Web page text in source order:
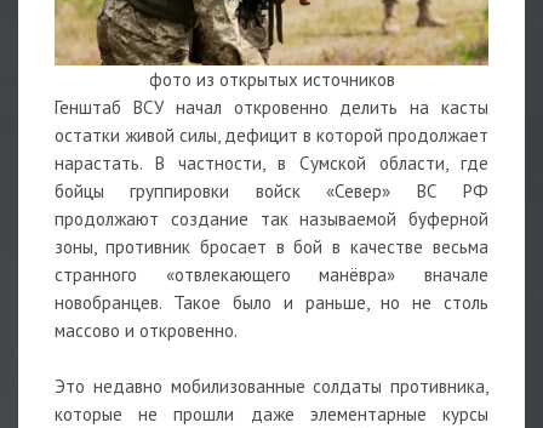
фото из открытых источников
Генштаб ВСУ начал откровенно делить на касты
остатки живой силы, дефицит в которой продолжает
нарастать. В частности, в Сумской области, где
бойцы группировки войск «Север» ВС РФ
продолжают создание так называемой буферной
зоны, противник бросает в бой в качестве весьма
странного «отвлекающего манёвра» вначале
новобранцев. Такое было и раньше, но не столь
массово и откровенно.
Это недавно мобилизованные солдаты противника,
которые не прошли даже элементарные курсы